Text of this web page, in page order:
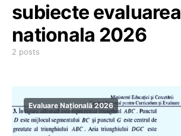
subiecte evaluarea
nationala 2026
2 posts
Evaluare Națională 2026